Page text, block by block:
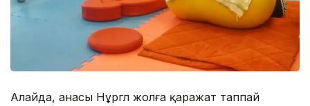
Алайда, анасы Нұргүл жолға қаражат таппай